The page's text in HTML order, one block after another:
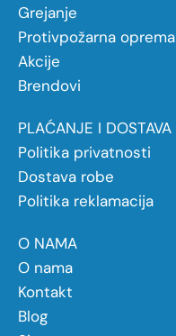
Grejanje
Protivpožarna oprema
Akcije
Brendovi
PLAĆANJE I DOSTAVA
Politika privatnosti
Dostava robe
Politika reklamacija
O NAMA
O nama
Kontakt
Blog